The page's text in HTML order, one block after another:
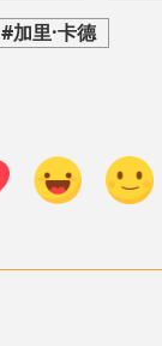
#加里·卡德